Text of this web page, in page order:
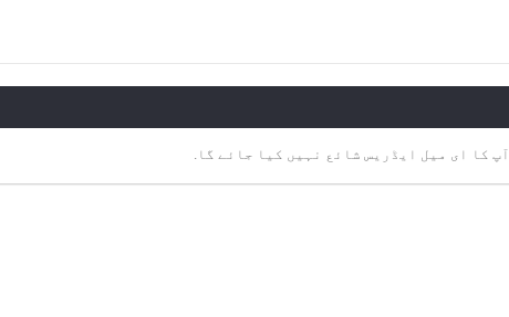
آپ کا ای میل ایڈریس شائع نہیں کیا جائے گا.